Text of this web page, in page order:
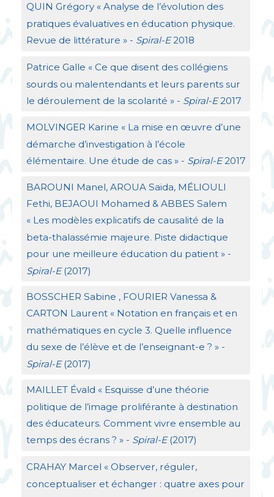
QUIN Grégory « Analyse de l’évolution des
pratiques évaluatives en éducation physique.
Revue de littérature » - Spiral-E2018
Patrice Galle « Ce que disent des collégiens
sourds ou malentendants et leurs parents sur
le déroulement de la scolarité » - Spiral-E2017
MOLVINGER Karine « La mise en œuvre d’une
démarche d’investigation à l’école
élémentaire. Une étude de cas » - Spiral-E2017
BAROUNI Manel, AROUASaida, MÉLIOULI
Fethi, BEJAOUI Mohamed & ABBES Salem
« Les modèles explicatifs de causalité de la
beta-thalassémie majeure. Piste didactique
pour une meilleure éducation du patient » -
Spiral-E(2017)
BOSSCHER Sabine , FOURIER Vanessa &
CARTON Laurent « Notation en français et en
mathématiques en cycle 3. Quelle influence
du sexe de l’élève et de l’enseignant-e ? » -
Spiral-E(2017)
MAILLETÉvald « Esquisse d’une théorie
politique de l’image proliférante à destination
des éducateurs. Comment vivre ensemble au
temps des écrans ? » - Spiral-E(2017)
CRAHAYMarcel « Observer, réguler,
conceptualiser et échanger : quatre axes pour